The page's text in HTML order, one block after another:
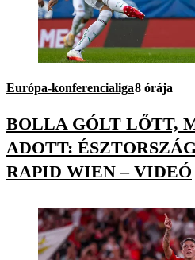
Európa-konferencialiga8 órája
BOLLA GÓLT LŐTT,
ADOTT:
RAPID WIEN – VIDEÓ